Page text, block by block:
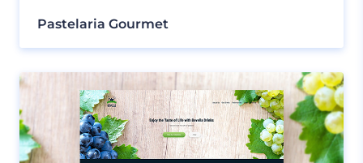
Pastelaria Gourmet